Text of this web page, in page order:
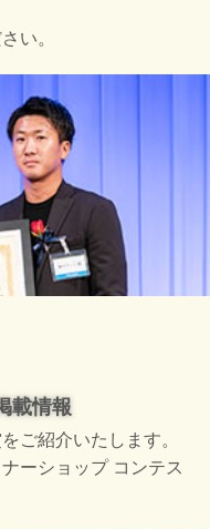
い。
載情報
ご紹介いたします。
ーショップ コンテス